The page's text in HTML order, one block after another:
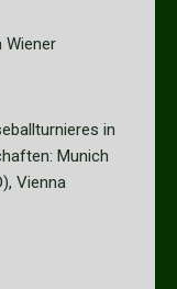
Wiener
in
Munich
Vienna